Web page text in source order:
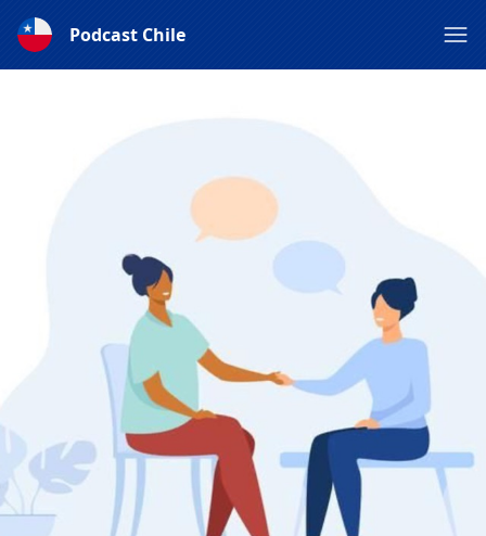
Podcast Chile